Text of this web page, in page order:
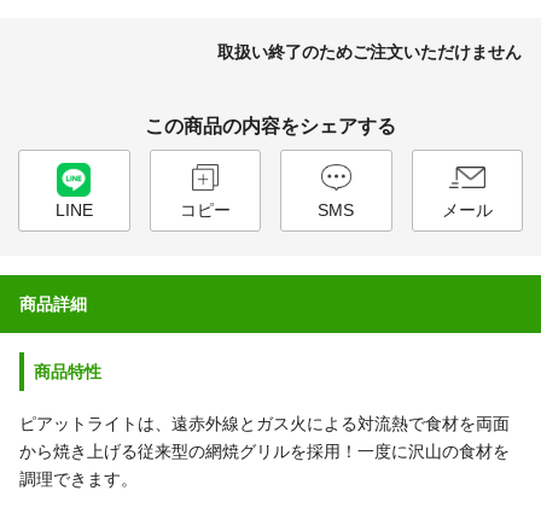
取扱い終了のためご注文いただけません
この商品の内容をシェアする
LINE コピー SMS メール
商品詳細
商品特性
ピアットライトは、遠赤外線とガス火による対流熱で食材を両面
から焼き上げる従来型の網焼グリルを採用！一度に沢山の食材を
調理できます。